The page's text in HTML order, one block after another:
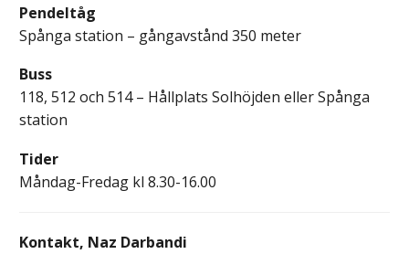
Pendeltåg
Spånga station – gångavstånd 350 meter
Buss
118, 512 och 514 – Hållplats Solhöjden eller Spånga
station
Tider
Måndag-Fredag kl 8.30-16.00
Kontakt, Naz Darbandi